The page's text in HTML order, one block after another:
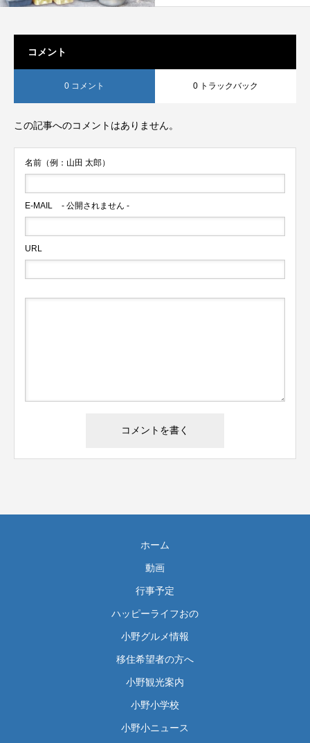
コメント
0 コメント 0 トラックバック
この記事へのコメントはありません。
名前（例：山田 太郎）
E-MAIL - 公開されません -
URL
ホーム
動画
行事予定
ハッピーライフおの
小野グルメ情報
移住希望者の方へ
小野観光案内
小野小学校
小野小ニュース